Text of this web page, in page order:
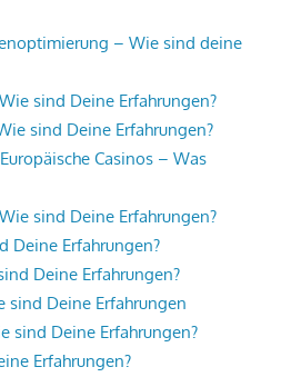
– Wie sind deine
sind Deine Erfahrungen?
sind Deine Erfahrungen?
Casinos – Was
sind Deine Erfahrungen?
Deine Erfahrungen?
Deine Erfahrungen?
sind Deine Erfahrungen
sind Deine Erfahrungen?
Erfahrungen?